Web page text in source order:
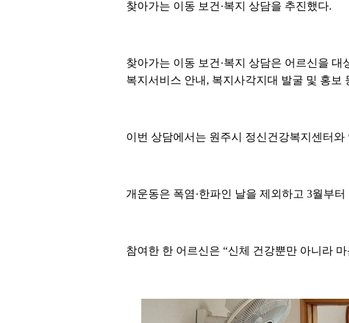
찾아가는 이동 보건·복지 상담을 추진했다.
찾아가는 이동 보건·복지 상담은 어르신을
복지서비스 안내, 복지사각지대 발굴 및 홍보
이번 상담에서는 원주시 정신건강복지센터
개운동은 폭염·한파인 날을 제외하고 3월부
참여한 한 어르신은 “신체 건강뿐만 아니라